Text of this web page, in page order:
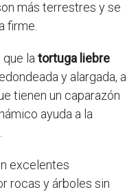
más terrestres y se
firme.
latortuga liebre
y alargada, a
tienen un caparazón
ayuda a la
excelentes
rocas y árboles sin